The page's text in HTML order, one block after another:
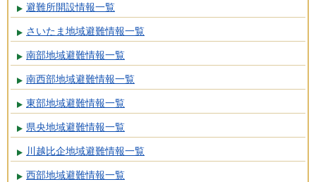
避難所開設情報一覧
さいたま地域避難情報一覧
南部地域避難情報一覧
南西部地域避難情報一覧
東部地域避難情報一覧
県央地域避難情報一覧
川越比企地域避難情報一覧
西部地域避難情報一覧